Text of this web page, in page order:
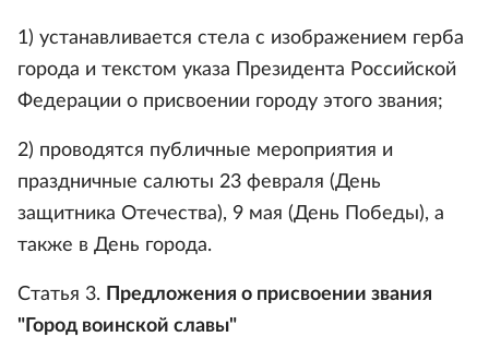
1) устанавливается стела с изображением герба
города и текстом указа Президента Российской
Федерации о присвоении городу этого звания;
2) проводятся публичные мероприятия и
праздничные салюты 23 февраля (День
защитника Отечества), 9 мая (День Победы), а
также в День города.
Статья 3. Предложения о присвоении звания
"Город воинской славы"